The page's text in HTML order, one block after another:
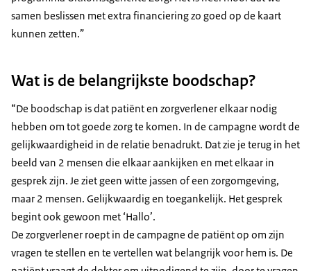
samen beslissen met extra financiering zo goed op de kaart
kunnen zetten.”
Wat is de belangrijkste boodschap?
“De boodschap is dat patiënt en zorgverlener elkaar nodig
hebben om tot goede zorg te komen. In de campagne wordt de
gelijkwaardigheid in de relatie benadrukt. Dat zie je terug in het
beeld van 2 mensen die elkaar aankijken en met elkaar in
gesprek zijn. Je ziet geen witte jassen of een zorgomgeving,
maar 2 mensen. Gelijkwaardig en toegankelijk. Het gesprek
begint ook gewoon met ‘Hallo’.
De zorgverlener roept in de campagne de patiënt op om zijn
vragen te stellen en te vertellen wat belangrijk voor hem is. De